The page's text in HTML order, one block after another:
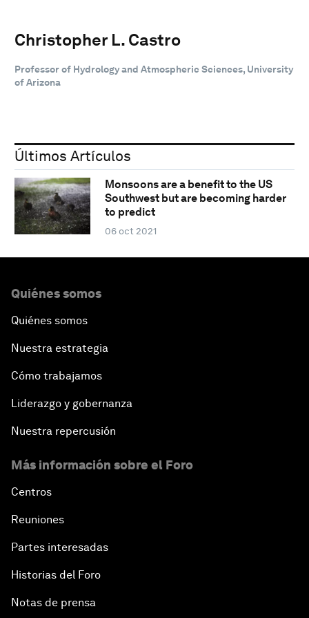
Christopher L. Castro
Professor of Hydrology and Atmospheric Sciences, University
of Arizona
Últimos Artículos
Monsoons are a benefit to the US
Southwest but are becoming harder
to predict
06 oct 2021
Quiénes somos
Quiénes somos
Nuestra estrategia
Cómo trabajamos
Liderazgo y gobernanza
Nuestra repercusión
Más información sobre el Foro
Centros
Reuniones
Partes interesadas
Historias del Foro
Notas de prensa